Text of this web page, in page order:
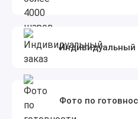
Индивидуальный
Фото по